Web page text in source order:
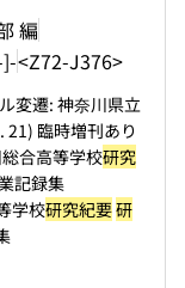
編
<Z72-J376>
変遷: 神奈川県立
21) 臨時増刊あり
合高等学校研究
記録集
学校研究紀要研